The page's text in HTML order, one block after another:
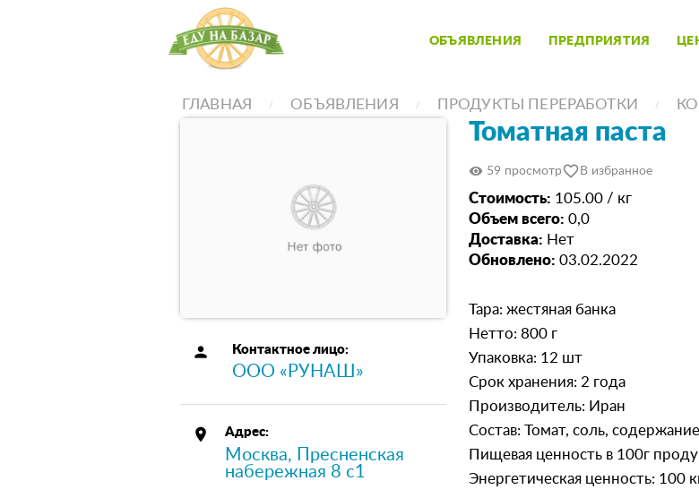
ОБЪЯВЛЕНИЯ ПРЕДПРИЯТИЯ
ГЛАВНАЯ ОБЪЯВЛЕНИЯ ПРОДУКТЫ ПЕРЕРАБОТКИ
person Контактное лицо:
ООО «РУНАШ»
place Адрес:
Москва, Пресненская
набережная 8 с1
Томатная паста
visibility 59 просмотрfavorite_border В избранное
Стоимость: 105.00 / кг
Объем всего: 0,0
Доставка: Нет
Обновлено: 03.02.2022
Тара: жестяная банка
Нетто: 800 г
Упаковка: 12 шт
Срок хранения: 2 года
Производитель: Иран
Состав: Томат, соль,
Пищевая ценность в 100г
Энергетическая ценность: 100